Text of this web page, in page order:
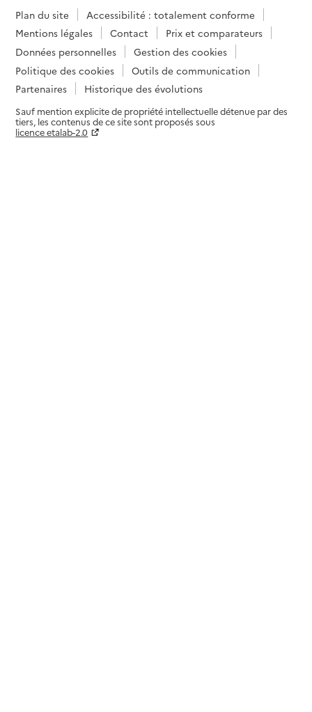
Plan du site
Accessibilité : totalement conforme
Mentions légales
Contact
Prix et comparateurs
Données personnelles
Gestion des cookies
Politique des cookies
Outils de communication
Partenaires
Historique des évolutions
Sauf mention explicite de propriété intellectuelle détenue par des
tiers, les contenus de ce site sont proposés sous
licence etalab-2.0